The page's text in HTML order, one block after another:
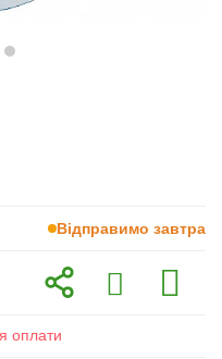
Відправимо завтра
оплати